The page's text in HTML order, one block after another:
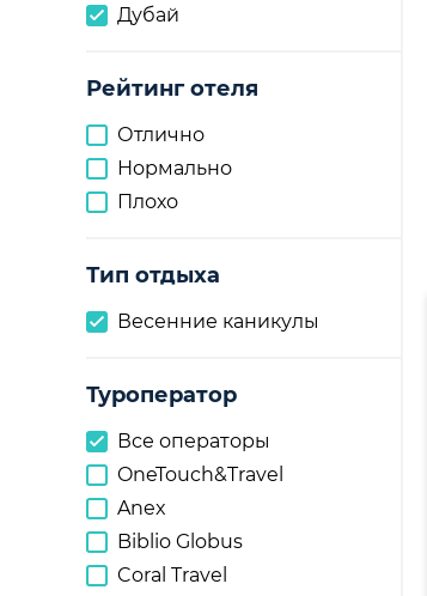
Дубай
Рейтинг отеля
Отлично
Нормально
Плохо
Тип отдыха
Весенние каникулы
Туроператор
Все операторы
OneTouch&Travel
Anex
Biblio Globus
Coral Travel